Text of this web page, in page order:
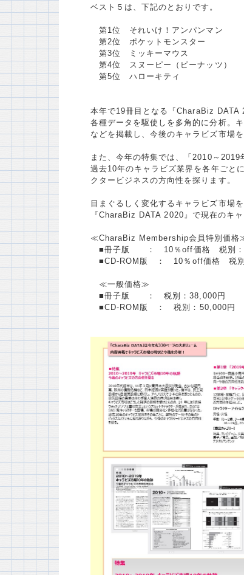
ベスト５は、下記のとおりです。
第1位 それいけ！アンパンマン
第2位 ポケットモンスター
第3位 ミッキーマウス
第4位 スヌーピー（ピーナッツ）
第5位 ハローキティ
本年で19冊目となる『CharaBiz DATA
各種データを駆使しを多角的に分析。
などを掲載し、今後のキャラビズ市場を
また、今年の特集では、「2010～
過去10年のキャラビズ業界を各年ごと
クタービジネスの方向性を探ります。
目まぐるしく変化するキャラビズ市場
『CharaBiz DATA 2020』で現在のキ
≪CharaBiz Membership会員特別価格
■冊子版 ： 10％off価格 税別：
■CD-ROM版 ： 10％off価格 税別
≪一般価格≫
■冊子版 ： 税別：38,000円
■CD-ROM版 ： 税別：50,000円